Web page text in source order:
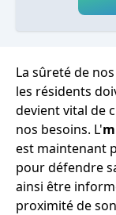
La sûreté de
les résidents
devient vital de
nos besoins. L'
est maintenant
pour défendre
ainsi être
proximité de